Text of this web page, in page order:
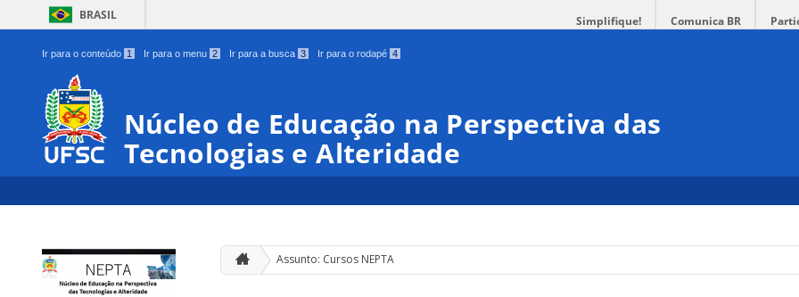
BRASIL Simplifique! Comunica BR
Ir para o conteúdo 1 Ir para o menu 2 Ir para a busca 3 Ir para o rodapé 4
Núcleo de Educação na Perspectiva das
Tecnologias e Alteridade
Assunto: Cursos NEPTA